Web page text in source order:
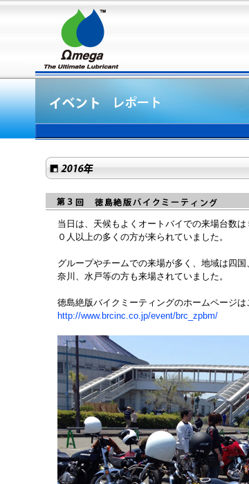
当日は、天候もよくオートバイでの来場台数
０人以上の多くの方が来られていました。
グループやチームでの来場が多く、地域は四
奈川、水戸等の方も来場されていました。
徳島絶版バイクミーティングのホームページは
http://www.brcinc.co.jp/event/brc_zpbm/